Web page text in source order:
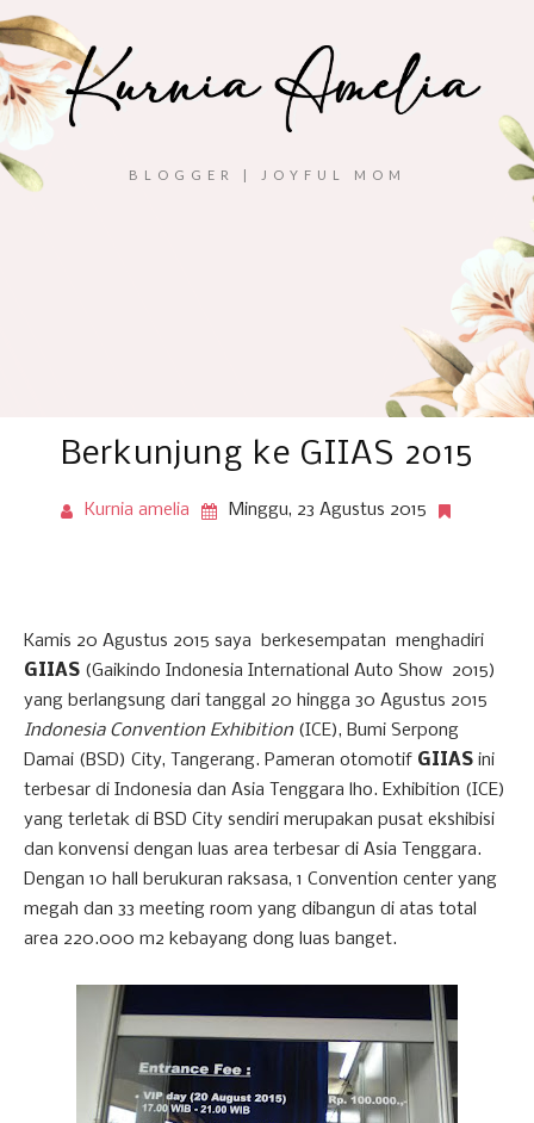
BLOGGER | JOYFUL MOM
Berkunjung ke GIIAS 2015
Kurnia amelia Minggu, 23 Agustus 2015
Kamis 20 Agustus 2015 saya berkesempatan menghadiri
GIIAS (Gaikindo Indonesia International Auto Show 2015)
yang berlangsung dari tanggal 20 hingga 30 Agustus 2015
Indonesia Convention Exhibition (ICE), Bumi Serpong
Damai (BSD) City, Tangerang. Pameran otomotif GIIAS ini
terbesar di Indonesia dan Asia Tenggara lho. Exhibition (ICE)
yang terletak di BSD City sendiri merupakan pusat ekshibisi
dan konvensi dengan luas area terbesar di Asia Tenggara.
Dengan 10 hall berukuran raksasa, 1 Convention center yang
megah dan 33 meeting room yang dibangun di atas total
area 220.000 m2 kebayang dong luas banget.